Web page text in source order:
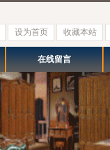
设为首页 收藏本站
在线留言